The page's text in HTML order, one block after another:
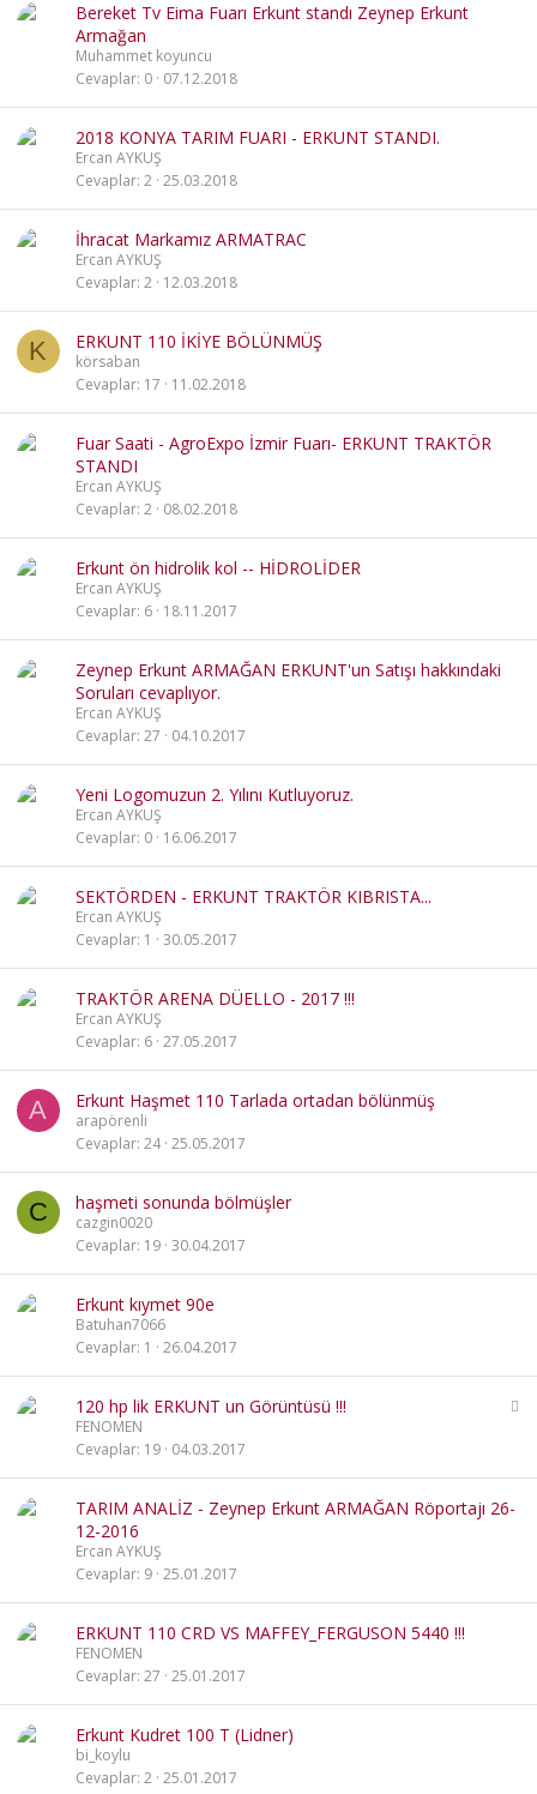
Bereket Tv Eima Fuarı Erkunt standı Zeynep Erkunt
Armağan
Muhammet koyuncu
Cevaplar 0 07.12.2018
2018 KONYA TARIM FUARI - ERKUNT STANDI.
Ercan AYKUŞ
Cevaplar 2 25.03.2018
İhracat Markamız ARMATRAC
Ercan AYKUŞ
Cevaplar 2 12.03.2018
K ERKUNT 110 İKİYE BÖLÜNMÜŞ
körsaban
Cevaplar 17 11.02.2018
Fuar Saati - AgroExpo İzmir Fuarı- ERKUNT TRAKTÖR
STANDI
Ercan AYKUŞ
Cevaplar 2 08.02.2018
Erkunt ön hidrolik kol -- HİDROLİDER
Ercan AYKUŞ
Cevaplar 6 18.11.2017
Zeynep Erkunt ARMAĞAN ERKUNT'un Satışı hakkındaki
Soruları cevaplıyor.
Ercan AYKUŞ
Cevaplar 27 04.10.2017
Yeni Logomuzun 2. Yılını Kutluyoruz.
Ercan AYKUŞ
Cevaplar 0 16.06.2017
SEKTÖRDEN - ERKUNT TRAKTÖR KIBRISTA...
Ercan AYKUŞ
Cevaplar 1 30.05.2017
TRAKTÖR ARENA DÜELLO - 2017 !!!
Ercan AYKUŞ
Cevaplar 6 27.05.2017
A Erkunt Haşmet 110 Tarlada ortadan bölünmüş
arapörenli
Cevaplar 24 25.05.2017
C haşmeti sonunda bölmüşler
cazgin0020
Cevaplar 19 30.04.2017
Erkunt kıymet 90e
Batuhan7066
Cevaplar 1 26.04.2017
120 hp lik ERKUNT un Görüntüsü !!!
FENOMEN
Cevaplar 19 04.03.2017
TARIM ANALİZ - Zeynep Erkunt ARMAĞAN Röportajı 26-
12-2016
Ercan AYKUŞ
Cevaplar 9 25.01.2017
ERKUNT 110 CRD VS MAFFEY_FERGUSON 5440 !!!
FENOMEN
Cevaplar 27 25.01.2017
Erkunt Kudret 100 T (Lidner)
bi_koylu
Cevaplar 2 25.01.2017